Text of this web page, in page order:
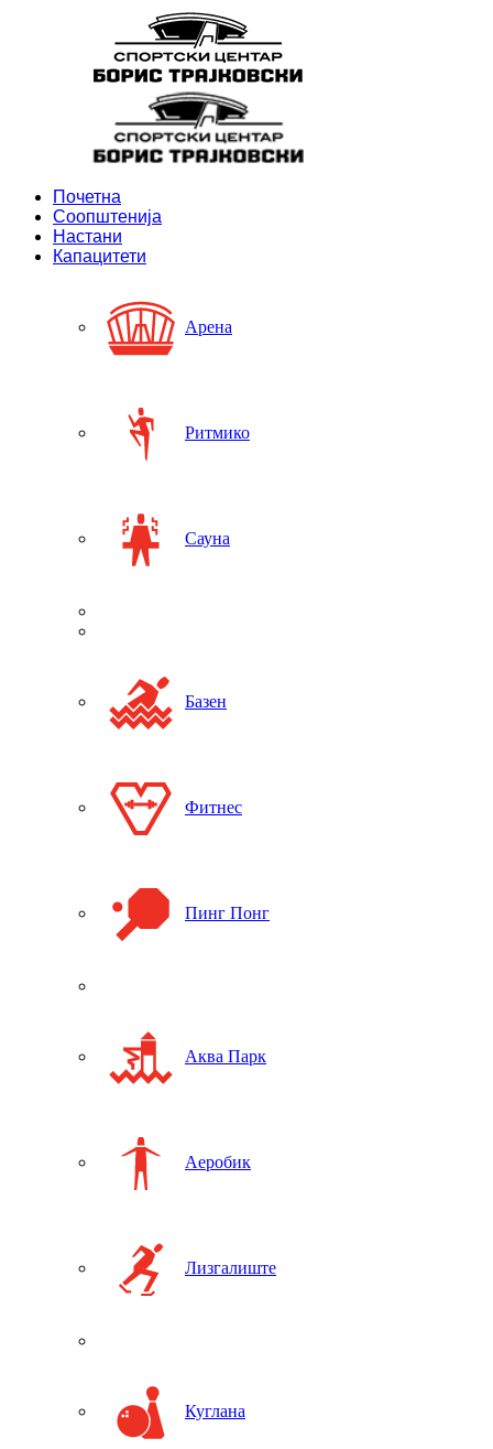
Почетна
Соопштенија
Настани
Капацитети
Арена
Ритмико
Сауна
Базен
Фитнес
Пинг Понг
Аква Парк
Аеробик
Лизгалиште
Куглана